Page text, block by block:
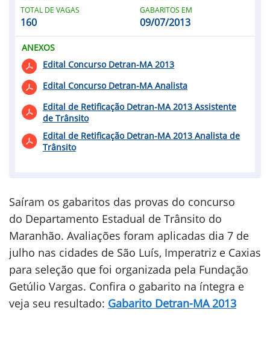
Saíram os gabaritos das provas do concurso
do Departamento Estadual de Trânsito do
Maranhão. Avaliações foram aplicadas dia 7 de
julho nas cidades de São Luís, Imperatriz e Caxias
para seleção que foi organizada pela Fundação
Getúlio Vargas. Confira o gabarito na íntegra e
veja seu resultado: Gabarito Detran-MA 2013
TOTAL DE VAGAS
160
GABARITOS EM
09/07/2013
ANEXOS
Edital Concurso Detran-MA 2013
Edital Concurso Detran-MA Analista
Edital de Retificação Detran-MA 2013 Assistente
de Trânsito
Edital de Retificação Detran-MA 2013 Analista de
Trânsito